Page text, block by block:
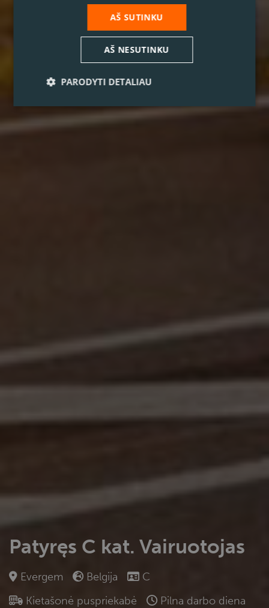
Patyręs C kat. Vairuotojas
Evergem Belgija
C
Kietašonė puspriekabė
Pilna darbo diena
AŠ SUTINKU
AŠ NESUTINKU
PARODYTI DETALIAU